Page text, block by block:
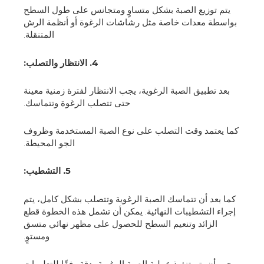
يتم توزيع الصبة بشكل متساوٍ ومتجانس على طول السطح
بواسطة معدات خاصة مثل رشاشات الرغوة أو أنظمة الرش
المتنقلة.
4. الانتظار والتصلب:
بعد تطبيق الصبة الرغوية، يجب الانتظار لفترة زمنية معينة
حتى تتصلب الرغوة وتتماسك.
كما يعتمد وقت التصلب على نوع الصبة المستخدمة وظروف
الجو المحيطة.
5. التشطيب:
كما بعد أن تتماسك الصبة الرغوية وتتصلب بشكل كامل، يتم
إجراء التشطيبات النهائية. يمكن أن تشمل هذه الخطوة قطع
الزائد وتنعيم السطح للحصول على مظهر نهائي متسق
ومستوٍ.